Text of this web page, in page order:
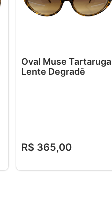
Oval Muse Tartaruga
Lente Degradê
R$ 365,00